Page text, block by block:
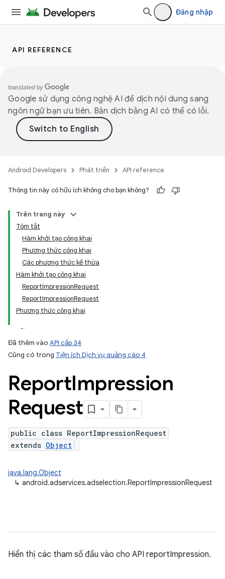
Đăng nhập
API REFERENCE
Google sử dụng công nghệ AI để dịch nội dung sang
ngôn ngữ bạn ưu tiên. Bản dịch bằng AI có thể có lỗi.
Android Developers Phát triển API reference
Thông tin này có hữu ích không cho bạn không?
Trên trang này
Tóm tắt
Hàm khởi tạo công khai
Phương thức công khai
Các phương thức kế thừa
Hàm khởi tạo công khai
ReportImpressionRequest
ReportImpressionRequest
Phương thức công khai
Đã thêm vào API cấp 34
Cũng có trong Tiện ích Dịch vụ quảng cáo 4
ReportImpression
Request
public class ReportImpressionRequest
extends Object
java.lang.Object
↳ android.adservices.adselection.ReportImpressionRequest
Hiển thị các tham số đầu vào cho API reportImpression.